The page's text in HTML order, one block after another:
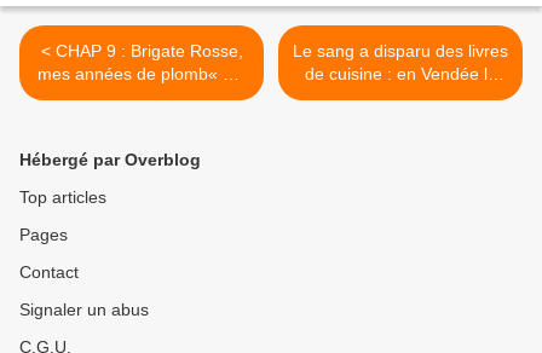
< CHAP 9 : Brigate Rosse,
mes années de plomb« On
peut dire de Trotski ce
c’était un écrivain raté. »
Le sang a disparu des livres
de cuisine : en Vendée la
fressure résiste contre
Hébergé par Overblog
Top articles
Pages
Contact
Signaler un abus
C.G.U.